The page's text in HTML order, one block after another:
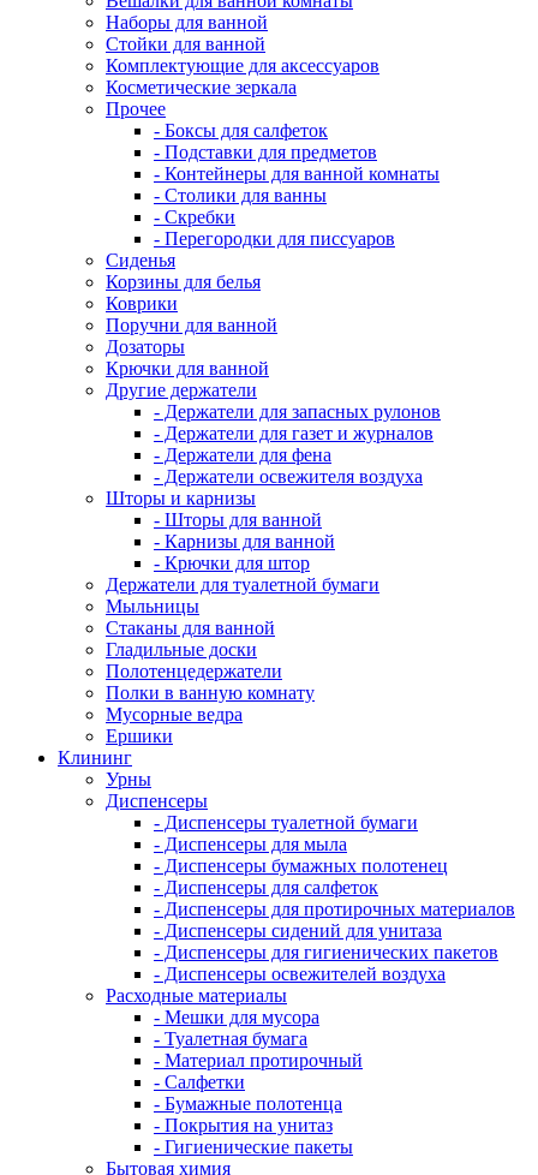
Наборы для ванной
Стойки для ванной
Комплектующие для аксессуаров
Косметические зеркала
Прочее
- Боксы для салфеток
- Подставки для предметов
- Контейнеры для ванной комнаты
- Столики для ванны
- Скребки
- Перегородки для писсуаров
Сиденья
Корзины для белья
Коврики
Поручни для ванной
Дозаторы
Крючки для ванной
Другие держатели
- Держатели для запасных рулонов
- Держатели для газет и журналов
- Держатели для фена
- Держатели освежителя воздуха
Шторы и карнизы
- Шторы для ванной
- Карнизы для ванной
- Крючки для штор
Держатели для туалетной бумаги
Мыльницы
Стаканы для ванной
Гладильные доски
Полотенцедержатели
Полки в ванную комнату
Мусорные ведра
Ершики
Клининг
Урны
Диспенсеры
- Диспенсеры туалетной бумаги
- Диспенсеры для мыла
- Диспенсеры бумажных полотенец
- Диспенсеры для салфеток
- Диспенсеры для протирочных материалов
- Диспенсеры сидений для унитаза
- Диспенсеры для гигиенических пакетов
- Диспенсеры освежителей воздуха
Расходные материалы
- Мешки для мусора
- Туалетная бумага
- Материал протирочный
- Салфетки
- Бумажные полотенца
- Покрытия на унитаз
- Гигиенические пакеты
Бытовая химия